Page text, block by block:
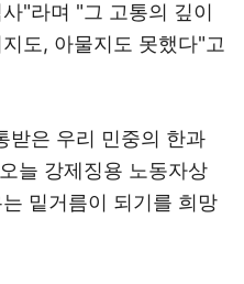
"라며 "그 고통의 깊이
도, 아물지도 못했다"고
받은 우리 민중의 한과
늘 강제징용 노동자상
밑거름이 되기를 희망